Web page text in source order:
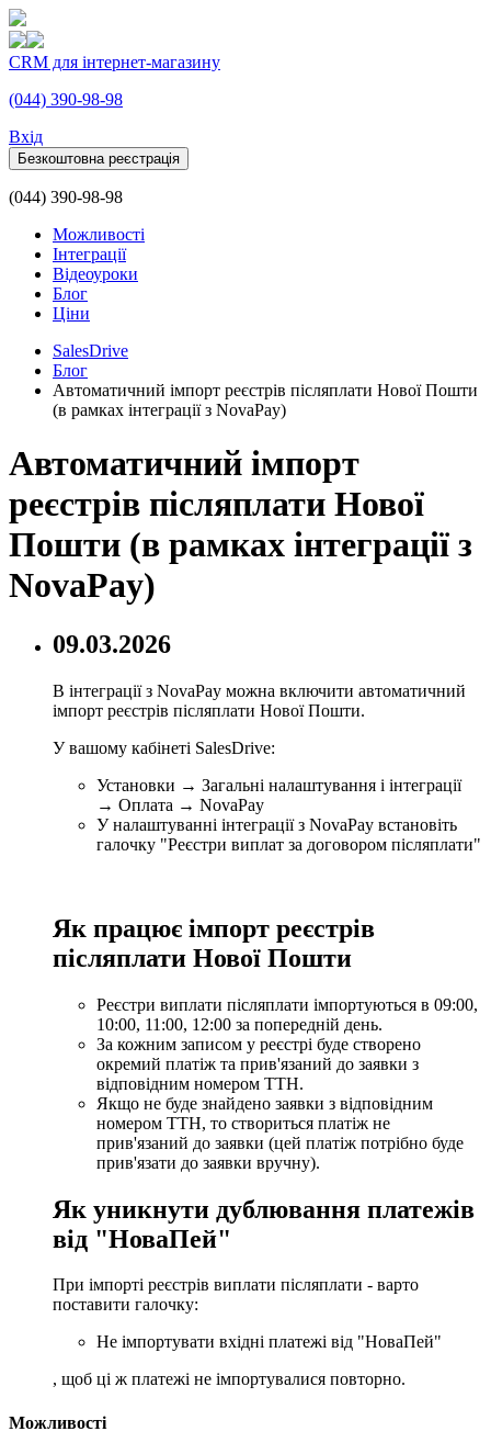
CRM для інтернет-магазину
(044) 390-98-98
Вхiд
Безкоштовна реєстрація
(044) 390-98-98
Можливості
Інтеграції
Відеоуроки
Блог
Ціни
SalesDrive
Блог
Автоматичний імпорт реєстрів післяплати Нової Пошти
(в рамках інтеграції з NovaPay)
Автоматичний імпорт
реєстрів післяплати Нової
Пошти (в рамках інтеграції з
NovaPay)
09.03.2026
В інтеграції з NovaPay можна включити автоматичний
імпорт реєстрів післяплати Нової Пошти.
У вашому кабінеті SalesDrive:
Установки → Загальні налаштування і інтеграції
→ Оплата → NovaPay
У налаштуванні інтеграції з NovaPay встановіть
галочку "Реєстри виплат за договором післяплати"
Як працює імпорт реєстрів
післяплати Нової Пошти
Реєстри виплати післяплати імпортуються в 09:00,
10:00, 11:00, 12:00 за попередній день.
За кожним записом у реєстрі буде створено
окремий платіж та прив'язаний до заявки з
відповідним номером ТТН.
Якщо не буде знайдено заявки з відповідним
номером ТТН, то створиться платіж не
прив'язаний до заявки (цей платіж потрібно буде
прив'язати до заявки вручну).
Як уникнути дублювання платежів
від "НоваПей"
При імпорті реєстрів виплати післяплати - варто
поставити галочку:
Не імпортувати вхідні платежі від "НоваПей"
, щоб ці ж платежі не імпортувалися повторно.
Можливості